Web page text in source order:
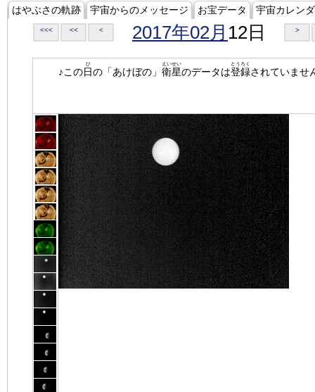
はやぶさの軌跡 宇宙からのメッセージ お宝データ 宇宙カレン
<<< << < 2017年02月 12日 >
♪この日
ひ
の「あけぼの」 衛星
えいせい
のデータは登録
とうろく
されていませ